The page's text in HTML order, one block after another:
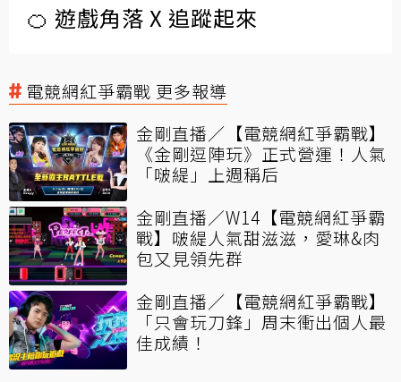
🍊 遊戲角落 X 追蹤起來
電競網紅爭霸戰 更多報導
金剛直播／【電競網紅爭霸戰】
《金剛逗陣玩》正式營運！人氣
「啵緹」上週稱后
金剛直播／W14【電競網紅爭霸
戰】啵緹人氣甜滋滋，愛琳&肉
包又見領先群
金剛直播／【電競網紅爭霸戰】
「只會玩刀鋒」周末衝出個人最
佳成績！